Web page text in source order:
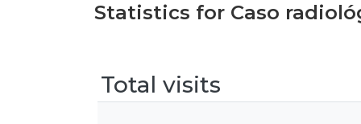
Statistics for Caso
Total visits